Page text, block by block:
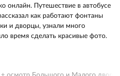
онлайн. Путешествие в автобусе
как работают фонтаны
и дворцы, узнали много
время сделать красивые фото.